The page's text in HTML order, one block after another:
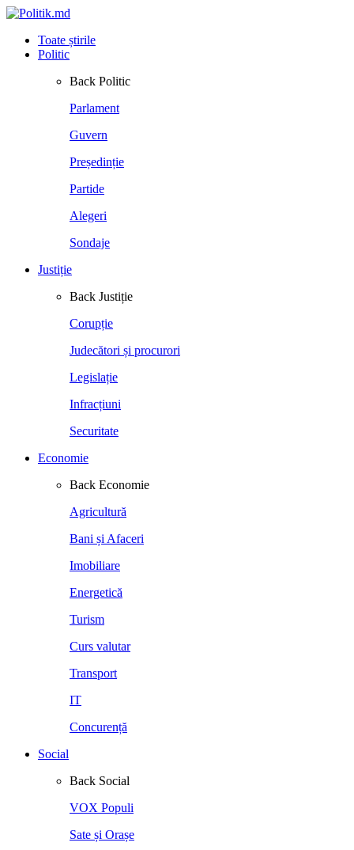
Toate știrile
Politic
Back Politic
Parlament
Guvern
Președinție
Partide
Alegeri
Sondaje
Justiție
Back Justiție
Corupție
Judecători și procurori
Legislație
Infracțiuni
Securitate
Economie
Back Economie
Agricultură
Bani și Afaceri
Imobiliare
Energetică
Turism
Curs valutar
Transport
IT
Concurență
Social
Back Social
VOX Populi
Sate și Orașe